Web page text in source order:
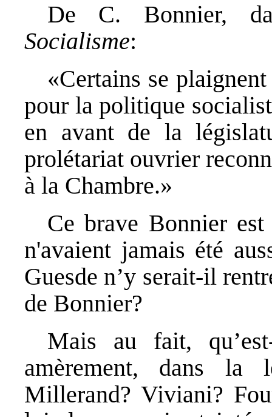
De C. Bonnier,
Socialisme:
«Certains se
pour la politique
en avant de la
prolétariat ouvrier
à la Chambre.»
Ce brave Bonnier
n'avaient jamais été
Guesde n’y serait-il
de Bonnier?
Mais au fait,
amèrement, dans la
Millerand? Viviani?